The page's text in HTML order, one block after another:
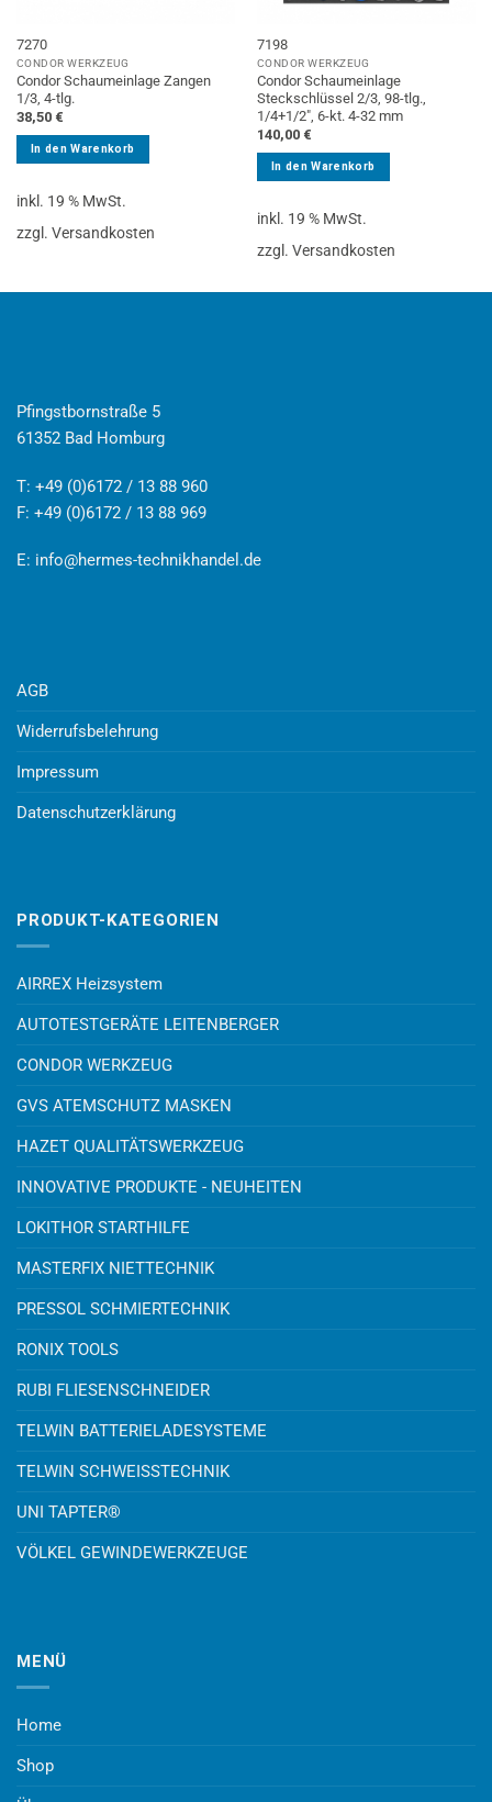
7270
CONDOR WERKZEUG
Condor Schaumeinlage Zangen
1/3, 4-tlg.
38,50 €
In den Warenkorb
inkl. 19 % MwSt.
zzgl. Versandkosten
7198
CONDOR WERKZEUG
Condor Schaumeinlage
Steckschlüssel 2/3, 98-tlg.,
1/4+1/2″, 6-kt. 4-32 mm
140,00 €
In den Warenkorb
inkl. 19 % MwSt.
zzgl. Versandkosten
Pfingstbornstraße 5
61352 Bad Homburg
T: +49 (0)6172 / 13 88 960
F: +49 (0)6172 / 13 88 969
E: info@hermes-technikhandel.de
AGB
Widerrufsbelehrung
Impressum
Datenschutzerklärung
PRODUKT-KATEGORIEN
AIRREX Heizsystem
AUTOTESTGERÄTE LEITENBERGER
CONDOR WERKZEUG
GVS ATEMSCHUTZ MASKEN
HAZET QUALITÄTSWERKZEUG
INNOVATIVE PRODUKTE - NEUHEITEN
LOKITHOR STARTHILFE
MASTERFIX NIETTECHNIK
PRESSOL SCHMIERTECHNIK
RONIX TOOLS
RUBI FLIESENSCHNEIDER
TELWIN BATTERIELADESYSTEME
TELWIN SCHWEISSTECHNIK
UNI TAPTER®
VÖLKEL GEWINDEWERKZEUGE
MENÜ
Home
Shop